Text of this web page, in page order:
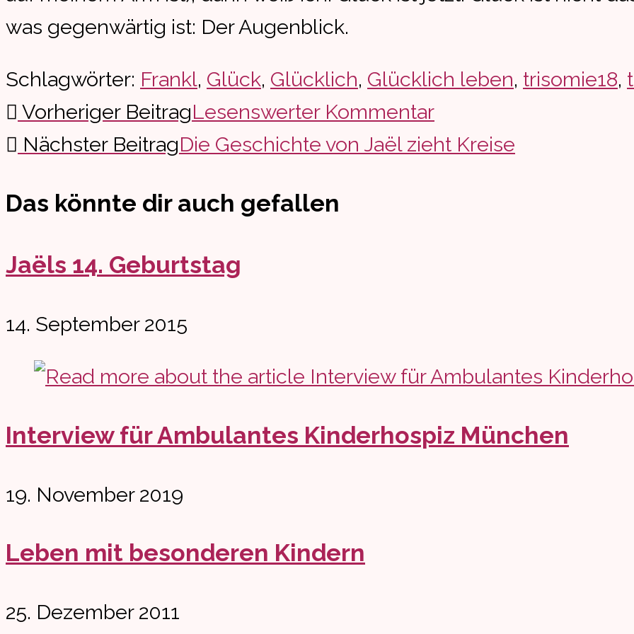
was gegenwärtig ist: Der Augenblick.
Schlagwörter: Frankl, Glück, Glücklich, Glücklich leben, trisomie18,
Weitere
ansehen
Vorheriger BeitragLesenswerter Kommentar
Nächster BeitragDie Geschichte von Jaël zieht Kreise
Das könnte dir auch gefallen
Jaëls 14. Geburtstag
14. September 2015
Interview für Ambulantes Kinderhospiz München
19. November 2019
Leben mit besonderen Kindern
25. Dezember 2011